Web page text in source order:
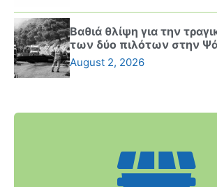
Βαθιά θλίψη για την
των δύο πιλότων στην
August 2, 2026